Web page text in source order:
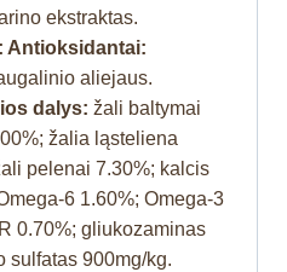
ekstraktas.
Antioksidantai:
aliejaus.
dalys: žali baltymai
žalia ląsteliena
pelenai 7.30%; kalcis
1.60%; Omega‐3
0.70%; gliukozaminas
sulfatas 900mg/kg.